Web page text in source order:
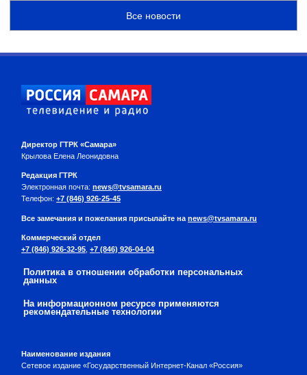
Все новости
Директор ГТРК «Самара»
Крылова Елена Леонидовна
Редакция ГТРК
Электронная почта: news@tvsamara.ru
Телефон: +7 (846) 926-25-45
Все замечания и пожелания присылайте на news@tvsamara.ru
Коммерческий отдел
+7 (846) 926-32-95 +7 (846) 926-04-04
Политика в отношении обработки персональных
данных
На информационном ресурсе применяются
рекомендательные технологии
Наименование издания
Сетевое издание «Государственный Интернет-Канал «Россия»